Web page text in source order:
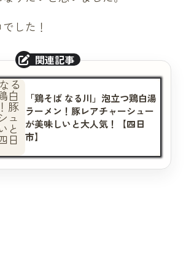
した！
「鶏そば なる川」泡立つ鶏白湯
ラーメン！豚レアチャーシュー
が美味しいと大人気！【四日
市】